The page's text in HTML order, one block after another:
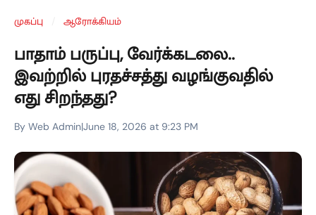
முகப்பு ஆரோக்கியம்
பாதாம் பருப்பு, வேர்க்கடலை..
இவற்றில் புரதச்சத்து வழங்குவதில்
எது சிறந்தது?
By Web Admin|June 18, 2026 at 9:23 PM